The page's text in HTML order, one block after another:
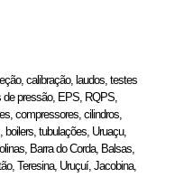
calibração, laudos, testes
pressão, EPS, RQPS,
compressores, cilindros,
tubulações, Uruaçu,
Barra do Corda, Balsas,
Teresina, Uruçuí, Jacobina,